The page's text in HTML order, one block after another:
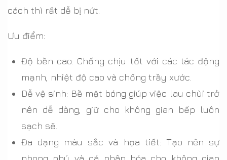
cách thì rất dễ bị nứt.
Ưu điểm:
Độ bền cao: Chống chịu tốt với các tác động
mạnh, nhiệt độ cao và chống trầy xước.
Dễ vệ sinh: Bề mặt bóng giúp việc lau chùi trở
nên dễ dàng, giữ cho không gian bếp luôn
sạch sẽ.
Đa dạng màu sắc và họa tiết: Tạo nên sự